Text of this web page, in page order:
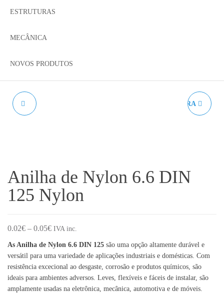
ESTRUTURAS
MECÂNICA
NOVOS PRODUTOS
PORCA FREIADA DIN HEATBREAK CHIMERA
Anilha de Nylon 6.6 DIN
125 Nylon
0.02€ – 0.05€Price range: 0.02€ through 0.05€
IVA inc.
As Anilha de Nylon 6.6 DIN 125 são uma opção altamente durável e
versátil para uma variedade de aplicações industriais e domésticas. Com
resistência excecional ao desgaste, corrosão e produtos químicos, são
ideais para ambientes adversos. Leves, flexíveis e fáceis de instalar, são
amplamente usadas na eletrônica, mecânica, automotiva e de móveis.